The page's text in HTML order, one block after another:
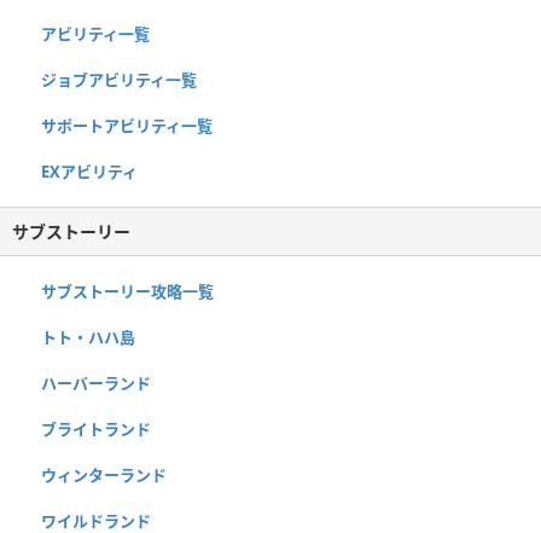
アビリティ一覧
ジョブアビリティ一覧
サポートアビリティ一覧
EXアビリティ
サブストーリー
サブストーリー攻略一覧
トト・ハハ島
ハーバーランド
ブライトランド
ウィンターランド
ワイルドランド